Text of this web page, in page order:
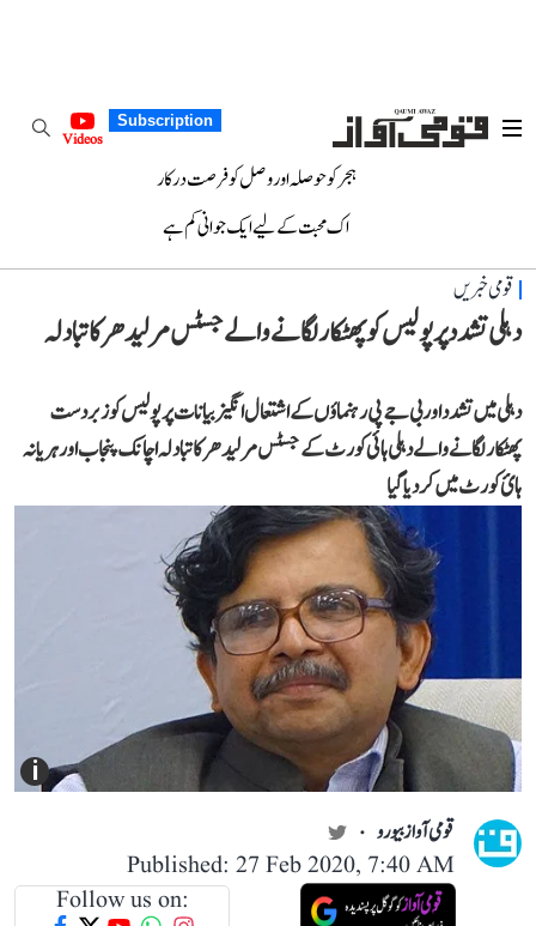
Subscription
Videos
ہجر کو حوصلہ اور وصل کو فرصت درکار
اک محبت کے لیے ایک جوانی کم ہے
قومی خبریں
دہلی تشدد پر پولیس کو پھٹکار لگانے والے جسٹس مرلیدھر کا تبادلہ
دہلی میں تشدد اور بی جے پی رہنماؤں کے اشتعال انگیز بیانات پر پولیس کو زبردست
پھٹکار لگانے والے دہلی ہائی کورٹ کے جسٹس مرلیدھر کا تبادلہ اچانک پنجاب اور ہریانہ
ہائ کورٹ میں کر دیا گیا
i
قومی آواز بیورو
Published: 27 Feb 2020, 7:40 AM
Follow us on: